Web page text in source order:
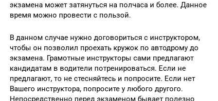
экзамена может затянуться на полчаса и более. Данное
время можно провести с пользой.
В данном случае нужно договориться с инструктором,
чтобы он позволил проехать кружок по автодрому до
экзамена. Грамотные инструкторы сами предлагают
кандидатам в водители потренироваться. Если не
предлагают, то не стесняйтесь и попросите. Если нет
Вашего инструктора, попросите у любого другого.
Непосредственно перед экзаменом бывает полезно